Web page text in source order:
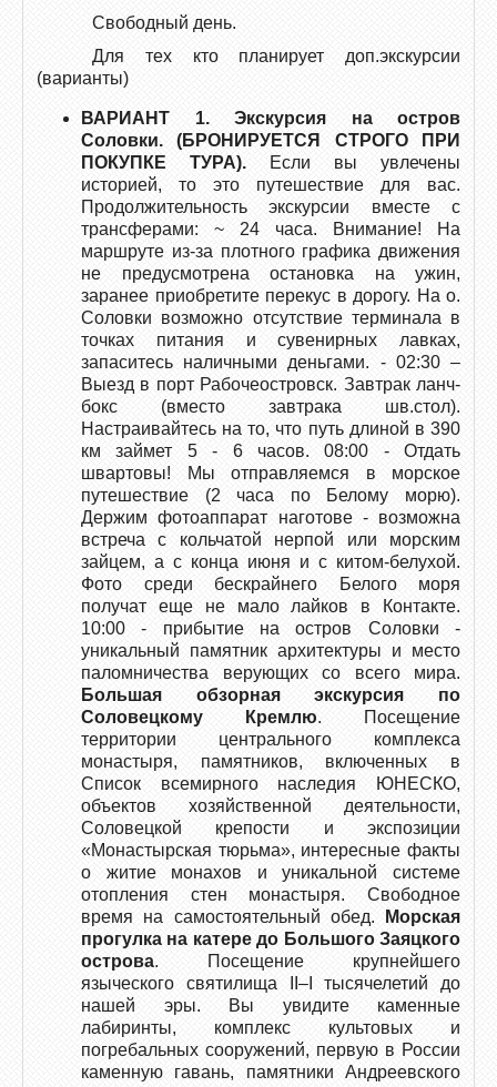
Свободный день.
Для тех кто планирует доп.экскурсии
(варианты)
ВАРИАНТ 1. Экскурсия на остров
Соловки.
(БРОНИРУЕТСЯ СТРОГО ПРИ
ПОКУПКЕ ТУРА). Если вы увлечены
историей, то это путешествие для вас.
Продолжительность экскурсии вместе с
трансферами: ~ 24 часа. Внимание! На
маршруте из-за плотного графика движения
не предусмотрена остановка на ужин,
заранее приобретите перекус в дорогу. На о.
Соловки возможно отсутствие терминала в
точках питания и сувенирных лавках,
запаситесь наличными деньгами. - 02:30 –
Выезд в порт Рабочеостровск. Завтрак ланч-
бокс (вместо завтрака шв.стол).
Настраивайтесь на то, что путь длиной в 390
км займет 5 - 6 часов. 08:00 - Отдать
швартовы! Мы отправляемся в морское
путешествие (2 часа по Белому морю).
Держим фотоаппарат наготове - возможна
встреча с кольчатой нерпой или морским
зайцем, а с конца июня и с китом-белухой.
Фото среди бескрайнего Белого моря
получат еще не мало лайков в Контакте.
10:00 - прибытие на остров Соловки -
уникальный памятник архитектуры и место
паломничества верующих со всего мира.
Большая обзорная экскурсия по
Соловецкому Кремлю. Посещение
территории центрального комплекса
монастыря, памятников, включенных в
Список всемирного наследия ЮНЕСКО,
объектов хозяйственной деятельности,
Соловецкой крепости и экспозиции
«Монастырская тюрьма», интересные факты
о житие монахов и уникальной системе
отопления стен монастыря. Свободное
время на самостоятельный обед.
Морская
прогулка на катере до Большого Заяцкого
острова. Посещение крупнейшего
языческого святилища II–I тысячелетий до
нашей эры. Вы увидите каменные
лабиринты, комплекс культовых и
погребальных сооружений, первую в России
каменную гавань, памятники Андреевского